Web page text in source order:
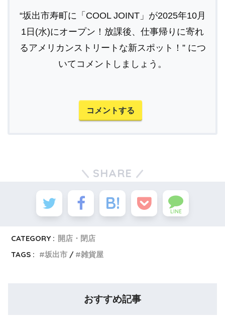
“坂出市寿町に「COOL JOINT」が2025年10月
1日(水)にオープン！放課後、仕事帰りに寄れ
るアメリカンストリートな新スポット！” につ
いてコメントしましょう。
コメントする
SHARE
LINE
CATEGORY : 開店・閉店
TAGS :
坂出市 雑貨屋
おすすめ記事